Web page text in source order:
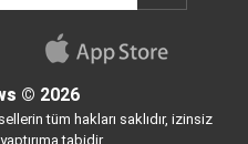
© 2026
tüm hakları saklıdır, izinsiz
tabidir.